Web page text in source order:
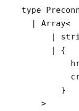
type
  |
Array<
      |
      |
{
        }
    >